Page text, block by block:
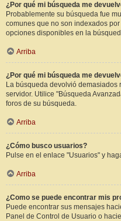
¿Por qué mi búsqueda me
Probablemente su búsqueda fue
comunes que no son indexados
opciones disponibles en la
Arriba
¿Por qué mi búsqueda me
La búsqueda devolvió demasiados
servidor. Utilice "Búsqueda
foros de su búsqueda.
Arriba
¿Cómo busco usuarios?
Pulse en el enlace "Usuarios" y
Arriba
¿Como se puede encontrar mis
Puede encontrar sus mensajes
Panel de Control de Usuario o